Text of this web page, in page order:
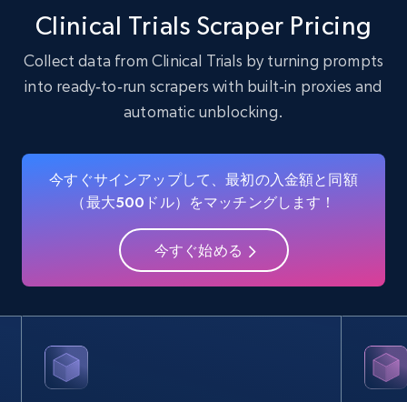
Crunchbase companies information -
Name, URL, ID, Cb rank, Region, About,
Industries, Operating status, and more.
Company id, Job location, Job summary, Job
seniority level, and more.
Clinical Trials Scraper Pricing
Collect data from Clinical Trials by turning prompts
into ready‑to‑run scrapers with built‑in proxies and
automatic unblocking.
今すぐサインアップして、最初の入金額と同額
（最大500ドル）をマッチングします！
今すぐ始める